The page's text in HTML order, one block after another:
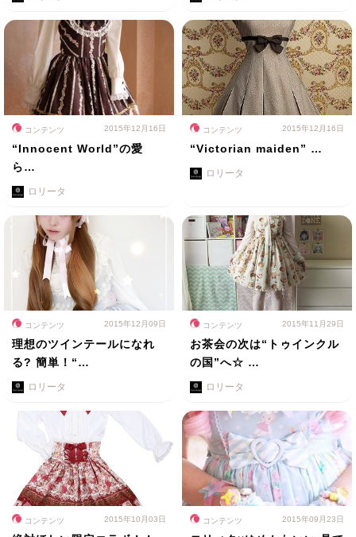
コンテンツ 2015年12月16日
“Innocent World”の愛
ら…
ロリータ
コンテンツ 2015年12月16日
“Victorian maiden” …
ロリータ
コンテンツ 2015年12月09日
理想のツインテールになれ
る? 簡単！“…
ロリータ
コンテンツ 2015年11月29日
お茶会の次は“トゥインクル
の国”へ☆ …
ロリータ
コンテンツ 2015年10月03日 コンテンツ 2015年09月23日